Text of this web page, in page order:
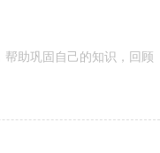
助巩固自己的知识，回顾